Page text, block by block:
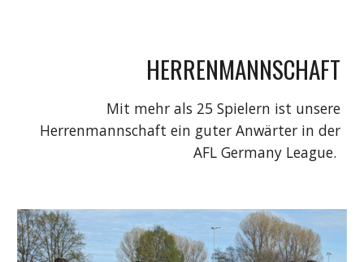
HERRENMANNSCHAFT
Mit mehr als 25 Spielern ist unsere
Herrenmannschaft ein guter Anwärter in der
AFL Germany League.